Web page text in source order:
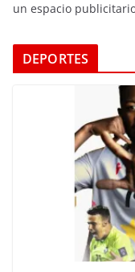
un espacio
DEPORTES